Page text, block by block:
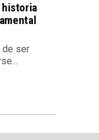
historia
de ser